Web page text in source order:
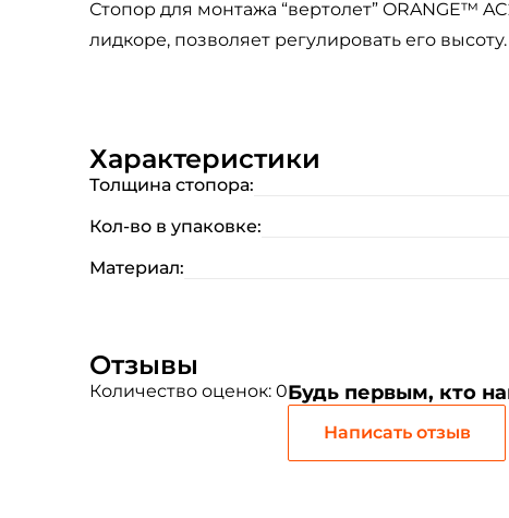
Стопор для монтажа “вертолет” ORANGE™
лидкоре, позволяет регулировать его высоту.­­­
Характеристики
Толщина стопора:
Кол-во в упаковке:
Материал:
Отзывы
Количество оценок: 0Будь первым, кто
Написать отзыв